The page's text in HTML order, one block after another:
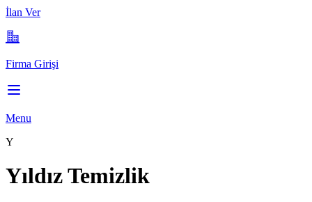
İlan Ver
Firma Girişi
Menu
Y
Yıldız Temizlik